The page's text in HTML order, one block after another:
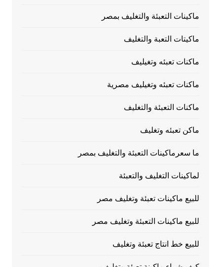
ماكينات التعبئة والتغليف بمصر
ماكيتات التعبة والتغليف
ماكنات تعبئه وتغيليف
ماكنات تعبئه وتغيليف مصرية
ماكنات التعبئة والتغليف
ماكن تعبئه وتغليف
ما سعرماكينات التعبئة والتغليف بمصر
لماكينات التغليف والتعبئة
للبيع ماكينات تعبئة وتغليف مصر
للبيع ماكينات التعبئة وتغليف مصر
للبيع خط انتاج تعبئة وتغليف